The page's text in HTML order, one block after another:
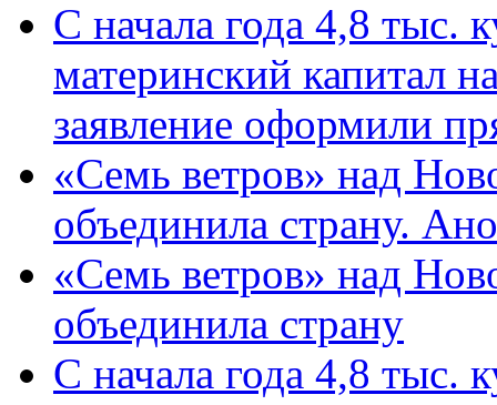
С начала года 4,8 тыс.
материнский капитал
заявление оформили
«Семь ветров» над
объединила страну.
«Семь ветров» над
объединила страну
С начала года 4,8 тыс.